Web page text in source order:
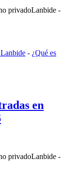
privadoLanbide -
Lanbide - ¿Qué es
en
privadoLanbide -